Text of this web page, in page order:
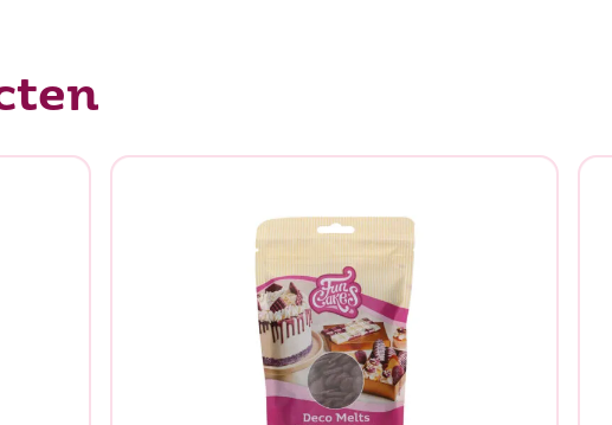
ben je naar op zoek?